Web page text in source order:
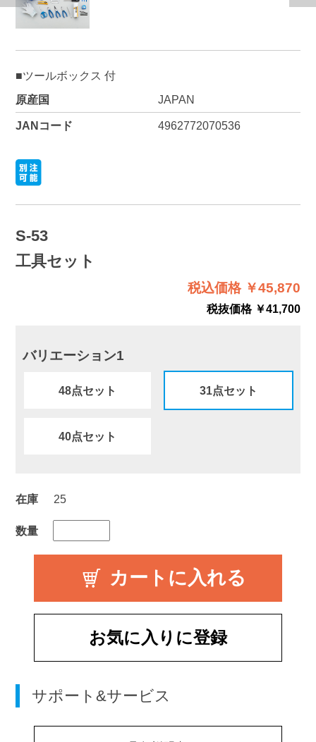
■ツールボックス 付
原産国
JAPAN
JANコード 4962772070536
S-53
工具セット
税込価格 ￥45,870
税抜価格 ￥41,700
バリエーション1
48点セット 31点セット
40点セット
在庫 25
数量
お気に入りに登録
サポート&サービス